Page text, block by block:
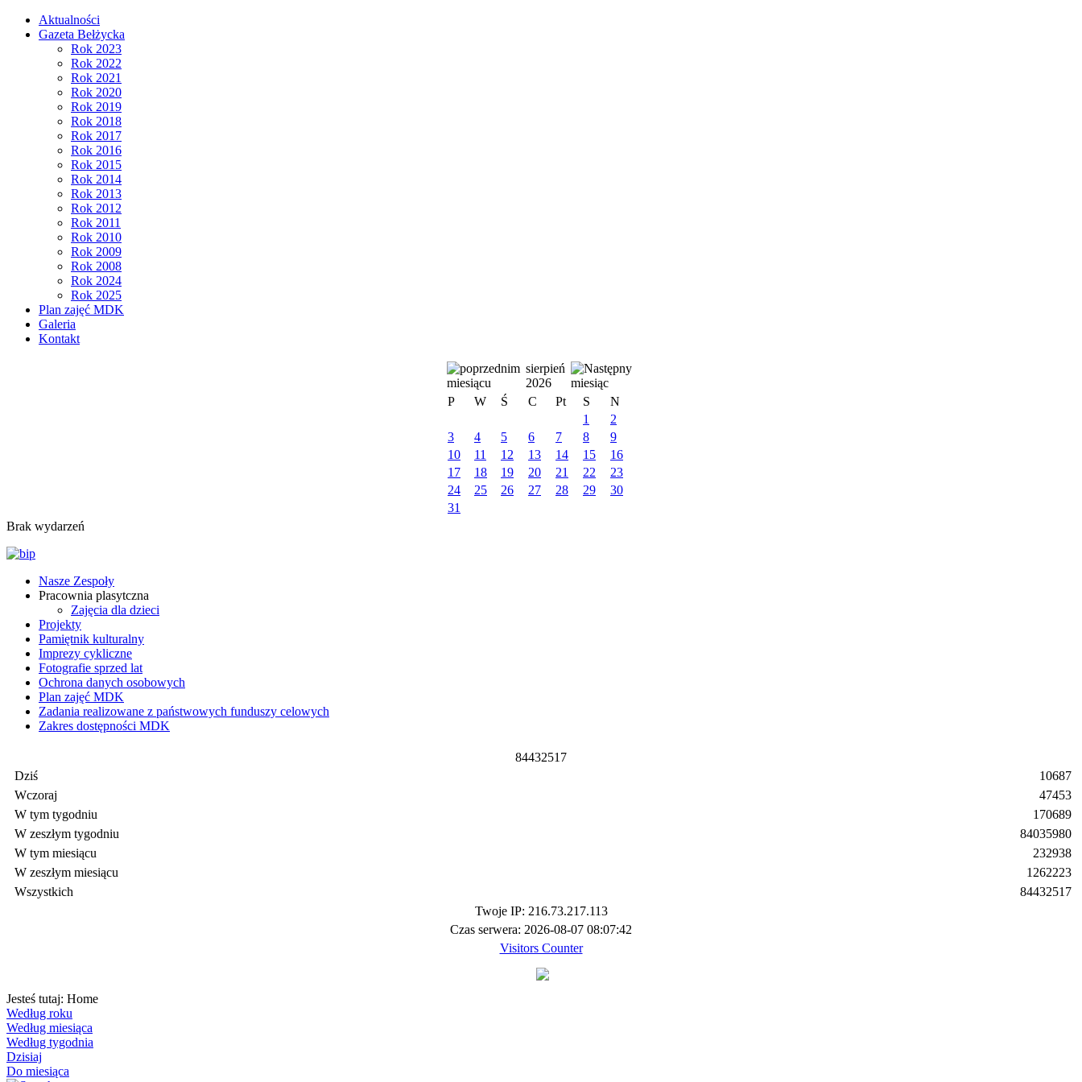
Aktualności
Gazeta Bełżycka
Rok 2023
Rok 2022
Rok 2021
Rok 2020
Rok 2019
Rok 2018
Rok 2017
Rok 2016
Rok 2015
Rok 2014
Rok 2013
Rok 2012
Rok 2011
Rok 2010
Rok 2009
Rok 2008
Rok 2024
Rok 2025
Plan zajęć MDK
Galeria
Kontakt
sierpień
2026
P
W Ś C Pt S
N
1
2
3
4 5 6 7 8
9
10
11 12 13 14 15
16
17
18 19 20 21 22
23
24
25 26 27 28 29
30
31
Brak wydarzeń
Nasze Zespoły
Pracownia plasytczna
Zajęcia dla dzieci
Projekty
Pamiętnik kulturalny
Imprezy cykliczne
Fotografie sprzed lat
Ochrona danych osobowych
Plan zajęć MDK
Zadania realizowane z państwowych funduszy celowych
Zakres dostępności MDK
8443251 7
Dziś
Wczoraj
W tym tygodniu
W zeszłym tygodniu
W tym miesiącu
W zeszłym miesiącu
Wszystkich
10687
47453
170689
84035980
232938
1262223
84432517
Twoje IP: 216.73.217.113
Czas serwera: 2026-08-07 08:07:42
Visitors Counter
Jesteś tutaj: Home
Według roku
Według miesiąca
Według tygodnia
Dzisiaj
Do miesiąca